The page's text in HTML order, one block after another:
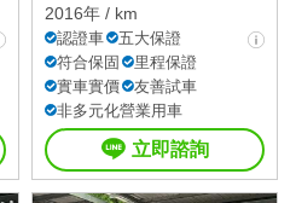
2016年 / km
認證車
五大保證
符合保固
里程保證
實車實價
友善試車
非多元化營業用車
立即諮詢